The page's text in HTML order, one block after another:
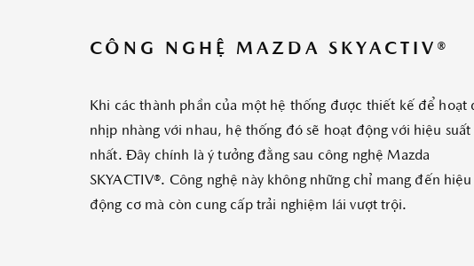
CÔNG NGHỆ MAZDA SKYACTIV®
Khi các thành phần của một hệ thống được thiết kế để hoạt
nhịp nhàng với nhau, hệ thống đó sẽ hoạt động với hiệu suất
nhất. Đây chính là ý tưởng đằng sau công nghệ Mazda
SKYACTIV®. Công nghệ này không những chỉ mang đến hiệu
động cơ mà còn cung cấp trải nghiệm lái vượt trội.